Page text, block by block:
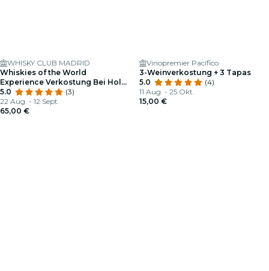
WHISKY CLUB MADRID
Whiskies of the World
Experience Verkostung Bei Holy
Drop
5.0
(3)
22 Aug. - 12 Sept.
65,00 €
Vinopremier Pacífico
3-Weinverkostung + 3 Tapas
5.0
(4)
11 Aug. - 25 Okt.
15,00 €